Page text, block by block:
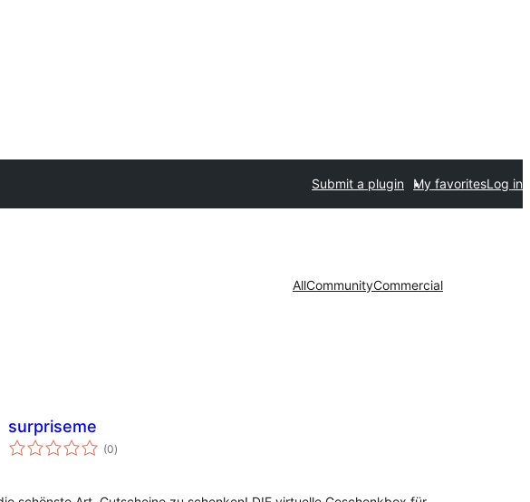
Submit a plugin My favoritesLog in
AllCommunityCommercial
surpriseme
(0total
ratings
)